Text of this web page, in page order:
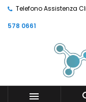
Telefono Assistenza
578 0661
